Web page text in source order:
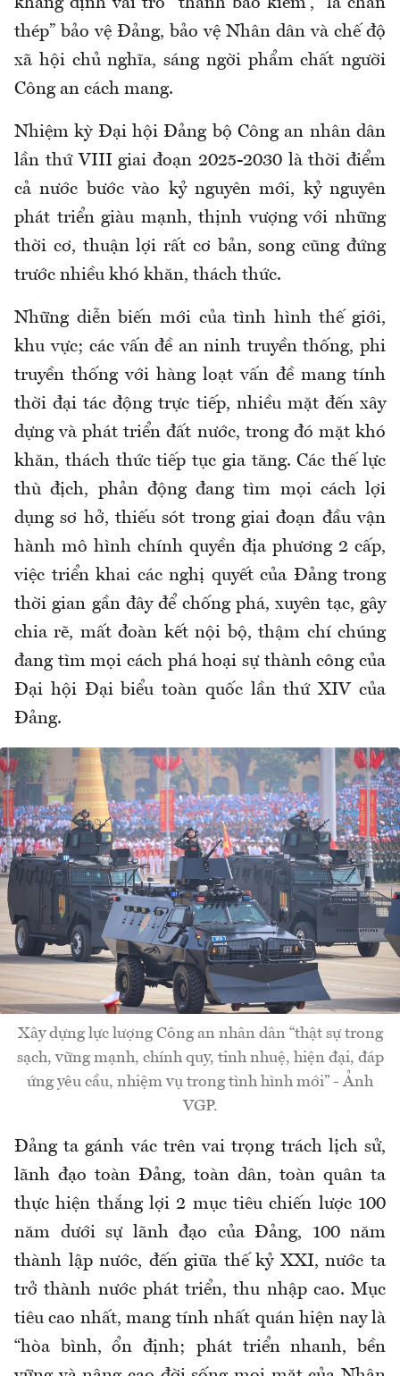
khẳng định vai trò “thanh bảo kiếm”, “lá chắn
thép” bảo vệ Đảng, bảo vệ Nhân dân và chế độ
xã hội chủ nghĩa, sáng ngời phẩm chất người
Công an cách mang.
Nhiệm kỳ Đại hội Đảng bộ Công an nhân dân
lần thứ VIII giai đoạn 2025-2030 là thời điểm
cả nước bước vào kỷ nguyên mới, kỷ nguyên
phát triển giàu mạnh, thịnh vượng với những
thời cơ, thuận lợi rất cơ bản, song cũng đứng
trước nhiều khó khăn, thách thức.
Những diễn biến mới của tình hình thế giới,
khu vực; các vấn đề an ninh truyền thống, phi
truyền thống với hàng loạt vấn đề mang tính
thời đại tác động trực tiếp, nhiều mặt đến xây
dựng và phát triển đất nước, trong đó mặt khó
khăn, thách thức tiếp tục gia tăng. Các thế lực
thù địch, phản động đang tìm mọi cách lợi
dụng sơ hở, thiếu sót trong giai đoạn đầu vận
hành mô hình chính quyền địa phương 2 cấp,
việc triển khai các nghị quyết của Đảng trong
thời gian gần đây để chống phá, xuyên tạc, gây
chia rẽ, mất đoàn kết nội bộ, thậm chí chúng
đang tìm mọi cách phá hoại sự thành công của
Đại hội Đại biểu toàn quốc lần thứ XIV của
Đảng.
Xây dựng lực lượng Công an nhân dân “thật sự trong
sạch, vững mạnh, chính quy, tinh nhuệ, hiện đại, đáp
ứng yêu cầu, nhiệm vụ trong tình hình mới” - Ảnh
VGP.
Đảng ta gánh vác trên vai trọng trách lịch sử,
lãnh đạo toàn Đảng, toàn dân, toàn quân ta
thực hiện thắng lợi 2 mục tiêu chiến lược 100
năm dưới sự lãnh đạo của Đảng, 100 năm
thành lập nước, đến giữa thế kỷ XXI, nước ta
trở thành nước phát triển, thu nhập cao. Mục
tiêu cao nhất, mang tính nhất quán hiện nay là
“hòa bình, ổn định; phát triển nhanh, bền